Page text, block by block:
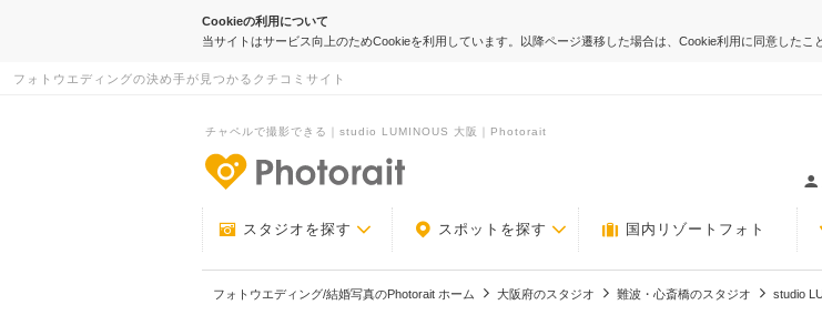
Cookieの利用について
当サイトはサービス向上のためCookieを利用しています。以降ページ遷移した場合は、Cookie利用に同意したこ
フォトウエディングの決め手が見つかるクチコミサイト
チャペルで撮影できる｜studio LUMINOUS 大阪｜Photorait
スタジオを探す スポットを探す 国内リゾートフォト
フォトウエディング/結婚写真のPhotorait ホーム 大阪府のスタジオ 難波・心斎橋のスタジオ studio